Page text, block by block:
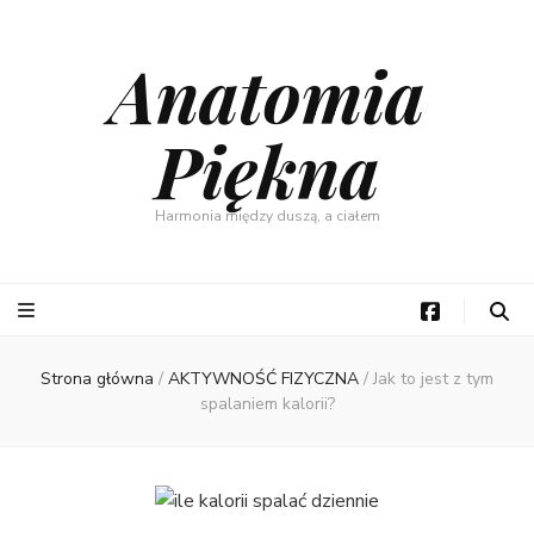
Anatomia
Piękna
Harmonia między duszą, a ciałem
Strona główna / AKTYWNOŚĆ FIZYCZNA / Jak to jest z tym
spalaniem kalorii?